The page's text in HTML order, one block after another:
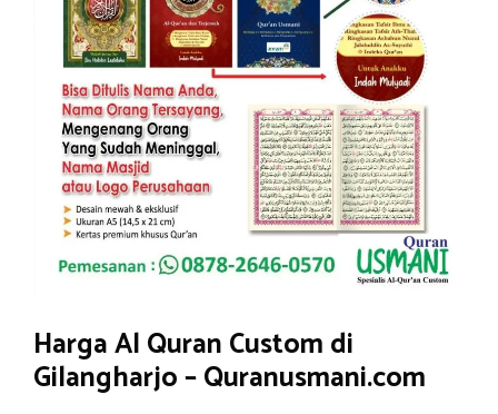
Harga Al Quran Custom di
Gilangharjo – Quranusmani.com